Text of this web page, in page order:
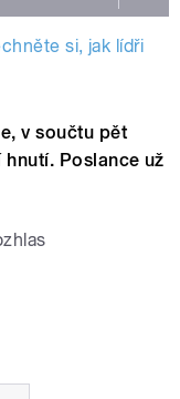
si, jak lídři
v součtu pět
Poslance už